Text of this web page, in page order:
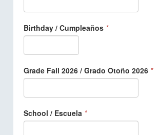
Birthday / Cumpleaños *
Grade Fall 2026 / Grado Otoño 2026 *
School / Escuela *